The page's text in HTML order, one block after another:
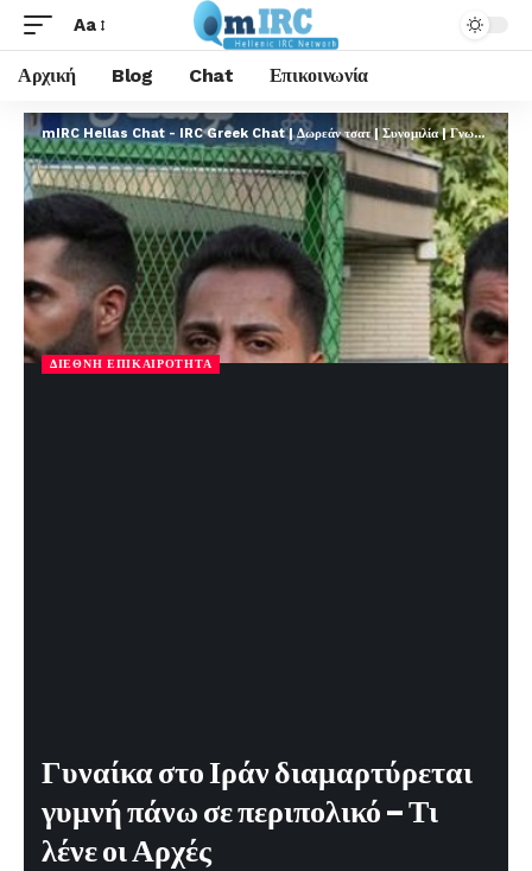
Aa
Αρχική Blog Chat Επικοινωνία
mIRC Hellas Chat - IRC Greek Chat | Δωρεάν τσατ | Συνομιλία | Γνωριμίες | FREE
ΔΙΕΘΝΉ ΕΠΙΚΑΙΡΌΤΗΤΑ
Γυναίκα στο Ιράν διαμαρτύρεται
γυμνή πάνω σε περιπολικό – Τι
λένε οι Αρχές